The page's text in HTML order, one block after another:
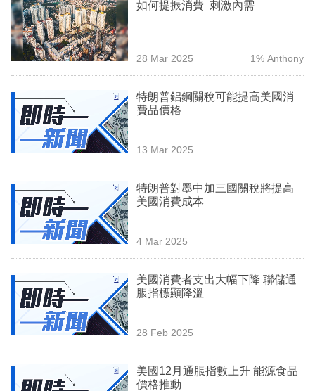
時
事
訂
閱
如何提振消費 刺激內需
28 Mar 2025 1% Anthony
特朗普鋁鋼關稅可能提高美國消
費品價格
13 Mar 2025
特朗普對墨中加三國關稅將提高
美國消費成本
4 Mar 2025
美國消費者支出大幅下降 聯儲通
脹指標顯降溫
28 Feb 2025
美國12月通脹指數上升 能源食品
價格推動